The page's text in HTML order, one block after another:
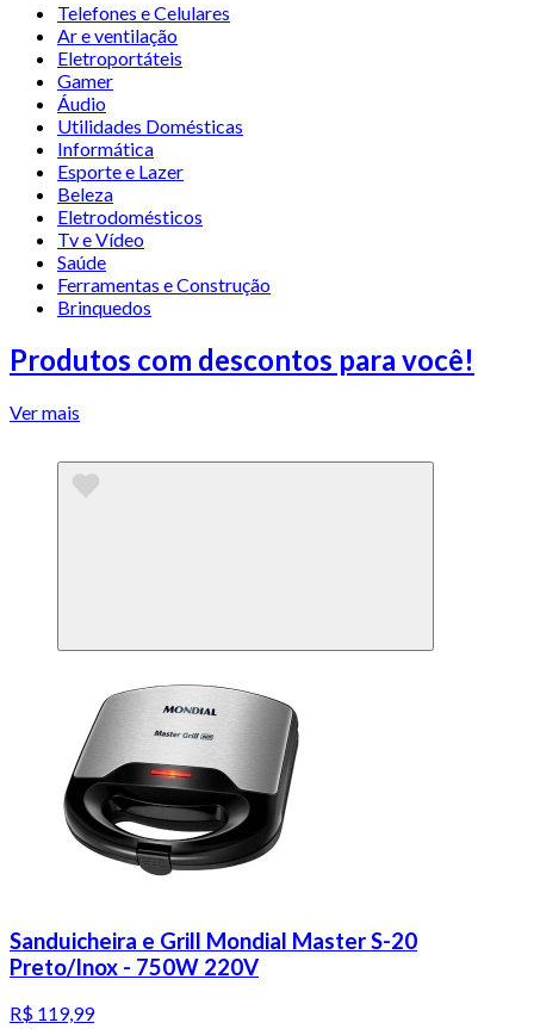
Telefones e Celulares
Ar e ventilação
Eletroportáteis
Gamer
Áudio
Utilidades Domésticas
Informática
Esporte e Lazer
Beleza
Eletrodomésticos
Tv e Vídeo
Saúde
Ferramentas e Construção
Brinquedos
Produtos com descontos para você!
Ver mais
Sanduicheira e Grill Mondial Master S-20
Preto/Inox - 750W 220V
R$ 119,99